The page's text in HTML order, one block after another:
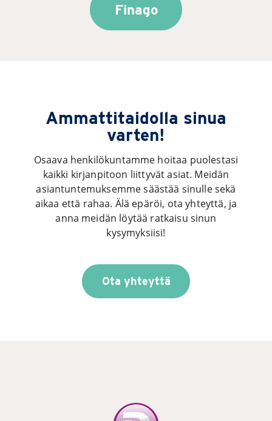
Finago
Ammattitaidolla sinua
varten!
Osaava henkilökuntamme hoitaa puolestasi
kaikki kirjanpitoon liittyvät asiat. Meidän
asiantuntemuksemme säästää sinulle sekä
aikaa että rahaa. Älä epäröi, ota yhteyttä, ja
anna meidän löytää ratkaisu sinun
kysymyksiisi!
Ota yhteyttä